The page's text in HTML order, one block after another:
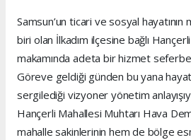
Samsun’un ticari ve sosyal hayatının
biri olan İlkadım ilçesine bağlı
makamında adeta bir hizmet
Göreve geldiği günden bu yana
sergilediği vizyoner yönetim
Hançerli Mahallesi Muhtarı Hava
mahalle sakinlerinin hem de bölge